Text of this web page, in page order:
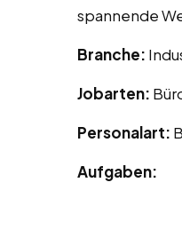
spannende
Branche:
Jobarten:
Personalart:
Aufgaben: